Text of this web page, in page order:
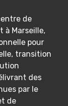
de
à Marseille,
pour
transition
des
par le
de